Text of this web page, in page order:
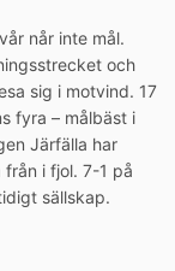
når inte mål.
och
sig i motvind. 17
fyra – målbäst i
Järfälla har
i fjol. 7-1 på
sällskap.